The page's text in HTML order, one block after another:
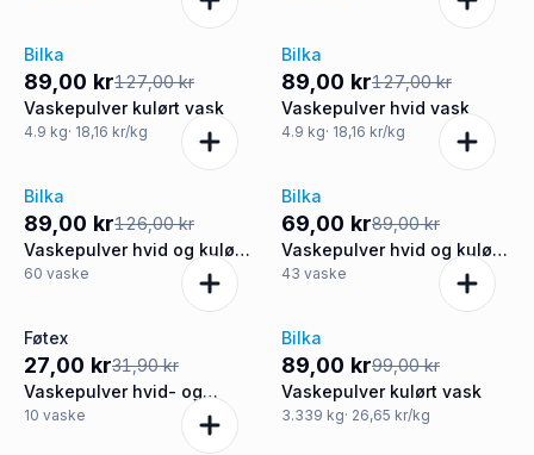
-30%
Bilka
89,00 kr127,00 kr
Vaskepulver kulørt vask
4.9 kg· 18,16 kr/kg
-30%
Bilka
89,00 kr127,00 kr
Vaskepulver hvid vask
4.9 kg· 18,16 kr/kg
-29%
Bilka
89,00 kr126,00 kr
Vaskepulver hvid og kulørt
vask
60 vaske
-22%
Bilka
69,00 kr89,00 kr
Vaskepulver hvid og kulørt
vask
43 vaske
-15%
Føtex
27,00 kr31,90 kr
Vaskepulver hvid- og
kulørt vask
10 vaske
-10%
Bilka
89,00 kr99,00 kr
Vaskepulver kulørt vask
3.339 kg· 26,65 kr/kg